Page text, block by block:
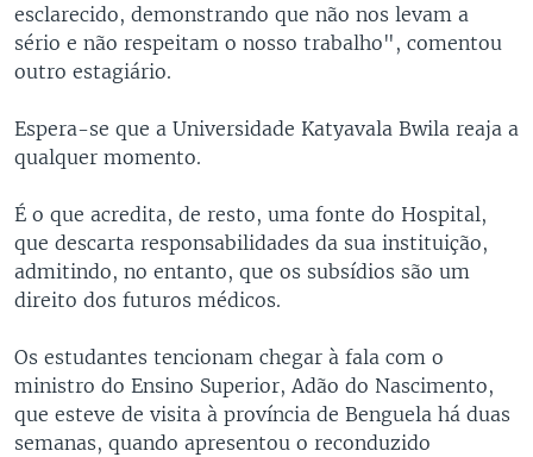
esclarecido, demonstrando que não nos levam a
sério e não respeitam o nosso trabalho", comentou
outro estagiário.
Espera-se que a Universidade Katyavala Bwila reaja a
qualquer momento.
É o que acredita, de resto, uma fonte do Hospital,
que descarta responsabilidades da sua instituição,
admitindo, no entanto, que os subsídios são um
direito dos futuros médicos.
Os estudantes tencionam chegar à fala com o
ministro do Ensino Superior, Adão do Nascimento,
que esteve de visita à província de Benguela há duas
semanas, quando apresentou o reconduzido